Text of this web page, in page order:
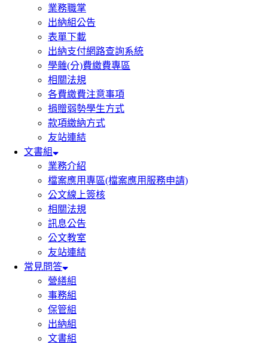
業務職掌
出納組公告
表單下載
出納支付網路查詢系統
學雜(分)費繳費專區
相關法規
各費繳費注意事項
捐贈弱勢學生方式
款項繳納方式
友站連結
文書組
業務介紹
檔案應用專區(檔案應用服務申請)
公文線上簽核
相關法規
訊息公告
公文教室
友站連結
常見問答
營繕組
事務組
保管組
出納組
文書組